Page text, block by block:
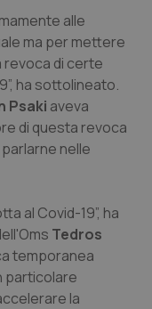
Ulcerosa
alle
ma per mettere
revoca di certe
ha sottolineato.
Psaki aveva
di questa revoca
nelle
al Covid-19”, ha
Tedros
temporanea
particolare
la